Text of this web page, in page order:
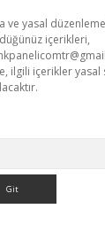
ve yasal
içerikleri,
ilgili içerikler